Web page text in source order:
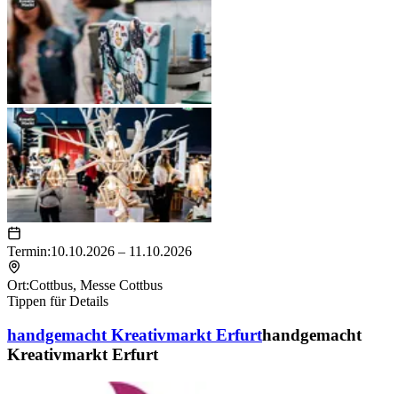
Termin:10.10.2026 – 11.10.2026
Ort:Cottbus, Messe Cottbus
Tippen für Details
handgemacht Kreativmarkt Erfurthandgemacht
Kreativmarkt Erfurt